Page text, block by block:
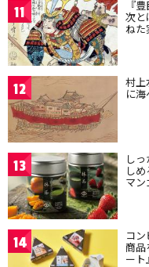
11 『
次と
ねた
12 村上
に
13 し
し
マ
14 コ
商
ー